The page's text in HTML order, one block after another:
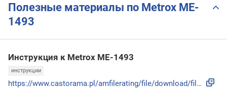
Полезные материалы по Metrox ME-
1493
Инструкция к Metrox ME-1493
инструкции
https://www.castorama.pl/amfilerating/file/download/file_id...